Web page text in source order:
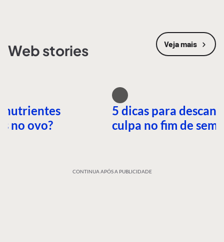
Web stories Veja mais
nutrientes
no ovo?
5 dicas para
culpa no fim de
CONTINUA APÓS A PUBLICIDADE